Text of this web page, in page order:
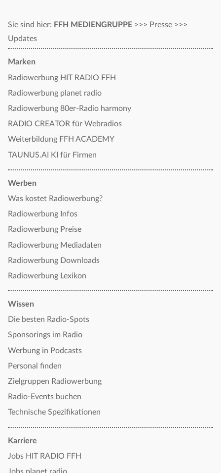
Sie sind hier: FFH MEDIENGRUPPE >>> Presse >>>
Updates
Marken
Radiowerbung HIT RADIO FFH
Radiowerbung planet radio
Radiowerbung 80er-Radio harmony
RADIO CREATOR für Webradios
Weiterbildung FFH ACADEMY
TAUNUS.AI KI für Firmen
Werben
Was kostet Radiowerbung?
Radiowerbung Infos
Radiowerbung Preise
Radiowerbung Mediadaten
Radiowerbung Downloads
Radiowerbung Lexikon
Wissen
Die besten Radio-Spots
Sponsorings im Radio
Werbung in Podcasts
Personal finden
Zielgruppen Radiowerbung
Radio-Events buchen
Technische Spezifikationen
Karriere
Jobs HIT RADIO FFH